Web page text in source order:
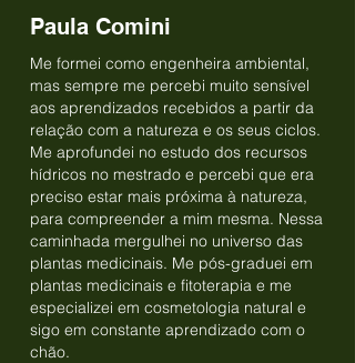
Paula Comini
Me formei como engenheira ambiental,
mas sempre me percebi muito sensível
aos aprendizados recebidos a partir da
relação com a natureza e os seus ciclos.
Me aprofundei no estudo dos recursos
hídricos no mestrado e percebi que era
preciso estar mais próxima à natureza,
para compreender a mim mesma. Nessa
caminhada mergulhei no universo das
plantas medicinais. Me pós-graduei em
plantas medicinais e fitoterapia e me
especializei em cosmetologia natural e
sigo em constante aprendizado com o
chão.